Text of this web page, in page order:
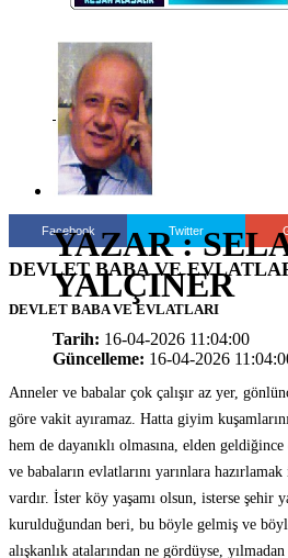
YAZAR :
YALÇINER
Tarih: 16-04-2026 11:04:00
Güncelleme: 16-04-2026
Facebook Twitter
DEVLET BABA VE
DEVLET BABA VE EVLATLARI
Anneler ve babalar çok çalışır az yer,
göre vakit ayıramaz. Hatta giyim
hem de dayanıklı olmasına, elden
ve babaların evlatlarını yarınlara
vardır. İster köy yaşamı olsun, isterse şehir
kurulduğundan beri, bu böyle gelmiş ve
alışkanlık atalarından ne gördüyse,